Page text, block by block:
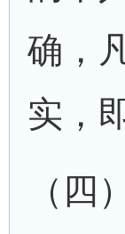
确，
实，
（四